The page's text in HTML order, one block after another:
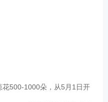
500-1000朵，从5月1日开